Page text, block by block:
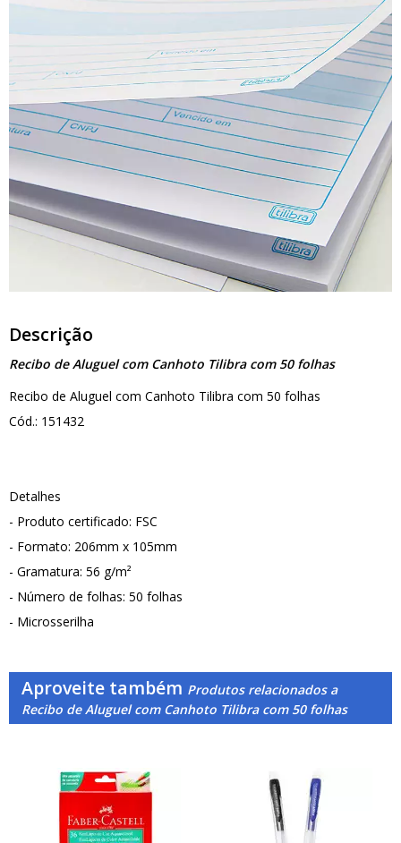
Descrição
Recibo de Aluguel com Canhoto Tilibra com 50 folhas
Recibo de Aluguel com Canhoto Tilibra com 50 folhas
Cód.: 151432
Detalhes
- Produto certificado: FSC
- Formato: 206mm x 105mm
- Gramatura: 56 g/m²
- Número de folhas: 50 folhas
- Microsserilha
Aproveite também Produtos relacionados a
Recibo de Aluguel com Canhoto Tilibra com 50 folhas